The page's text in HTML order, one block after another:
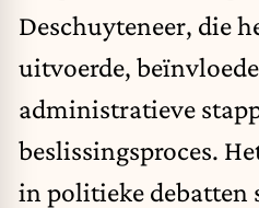
Deschuyteneer, die
uitvoerde,
administratieve
beslissingsproces.
in politieke debatten